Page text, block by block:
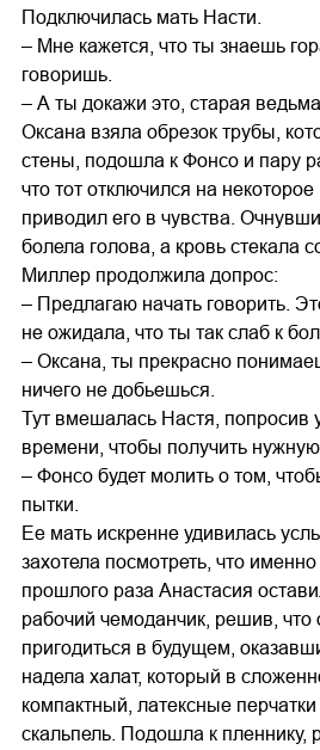
Подключилась мать Насти.
– Мне кажется, что ты знаешь
говоришь.
– А ты докажи это, старая ведьма.
Оксана взяла обрезок трубы,
стены, подошла к Фонсо и пару
что тот отключился на
приводил его в чувства.
болела голова, а кровь стекала
Миллер продолжила допрос:
– Предлагаю начать говорить.
не ожидала, что ты так слаб к
– Оксана, ты прекрасно
ничего не добьешься.
Тут вмешалась Настя, попросив
времени, чтобы получить
– Фонсо будет молить о том,
пытки.
Ее мать искренне удивилась
захотела посмотреть, что
прошлого раза Анастасия
рабочий чемоданчик, решив,
пригодиться в будущем,
надела халат, который в
компактный, латексные перчатки
скальпель. Подошла к пленнику,